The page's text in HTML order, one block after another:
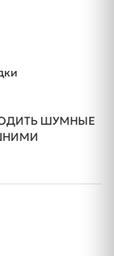
ШУМНЫЕ